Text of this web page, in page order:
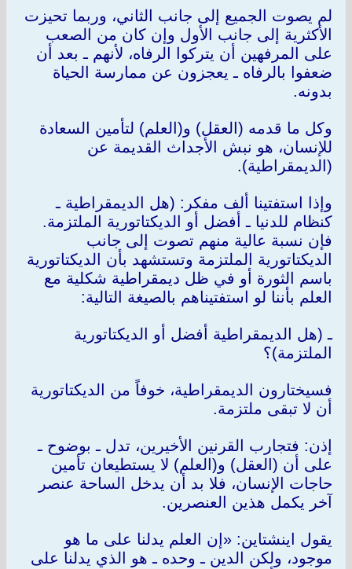
لم يصوت الجميع إلى جانب الثاني، وربما تحيزت
الأكثرية إلى جانب الأول وإن كان من الصعب
على المرفهين أن يتركوا الرفاه، لأنهم ـ بعد أن
ضعفوا بالرفاه ـ يعجزون عن ممارسة الحياة
بدونه.
وكل ما قدمه (العقل) و(العلم) لتأمين السعادة
للإنسان، هو نبش الأجداث القديمة عن
(الديمقراطية).
وإذا استفتينا ألف مفكر: (هل الديمقراطية ـ
كنظام للدنيا ـ أفضل أو الديكتاتورية الملتزمة.
فإن نسبة عالية منهم تصوت إلى جانب
الديكتاتورية الملتزمة وتستشهد بأن الديكتاتورية
باسم الثورة أو في ظل ديمقراطية شكلية مع
العلم بأننا لو استفتيناهم بالصيغة التالية:
ـ (هل الديمقراطية أفضل أو الديكتاتورية
الملتزمة)؟
فسيختارون الديمقراطية، خوفاً من الديكتاتورية
أن لا تبقى ملتزمة.
إذن: فتجارب القرنين الأخيرين، تدل ـ بوضوح ـ
على أن (العقل) و(العلم) لا يستطيعان تأمين
حاجات الإنسان، فلا بد أن يدخل الساحة عنصر
آخر يكمل هذين العنصرين.
يقول اينشتاين: «إن العلم يدلنا على ما هو
موجود، ولكن الدين ـ وحده ـ هو الذي يدلنا على